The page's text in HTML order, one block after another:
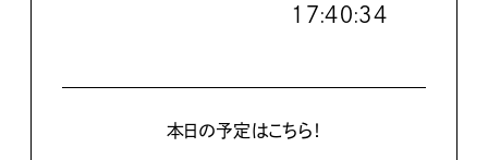
１７:４０:３５
本日の予定はこちら！